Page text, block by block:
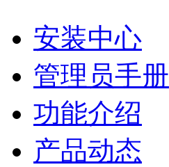
安装中心
管理员手册
功能介绍
产品动态